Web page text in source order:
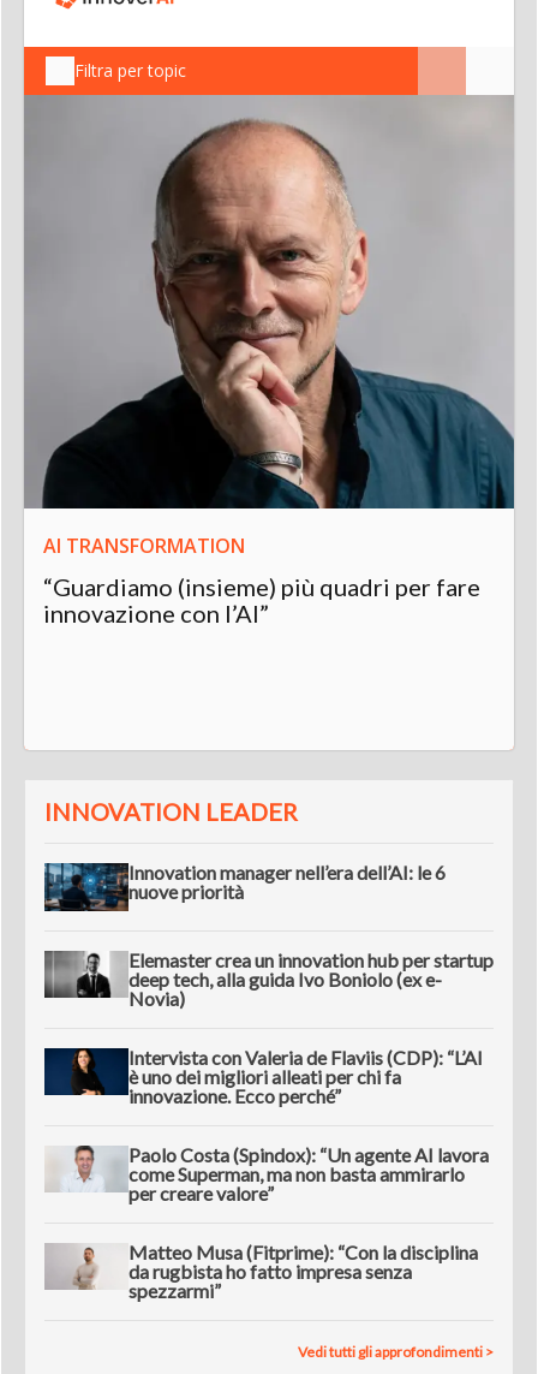
Filtra per topic
AI TRANSFORMATION
“Guardiamo (insieme) più quadri per fare
innovazione con l’AI”
INNOVATION LEADER
Innovation manager nell’era dell’AI: le 6
nuove priorità
Elemaster crea un innovation hub per startup
deep tech, alla guida Ivo Boniolo (ex e-
Novia)
Intervista con Valeria de Flaviis (CDP): “L’AI
è uno dei migliori alleati per chi fa
innovazione. Ecco perché”
Paolo Costa (Spindox): “Un agente AI lavora
come Superman, ma non basta ammirarlo
per creare valore”
Matteo Musa (Fitprime): “Con la disciplina
da rugbista ho fatto impresa senza
spezzarmi”
Vedi tutti gli approfondimenti >